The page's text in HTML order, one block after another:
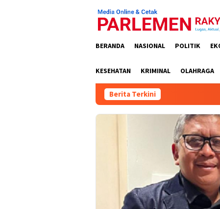
BERANDA NASIONAL POLITIK
KESEHATAN KRIMINAL OLAHRAGA
Berita Terkini